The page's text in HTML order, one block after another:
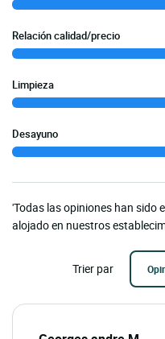
Relación calidad/precio
Limpieza
Desayuno
'Todas las opiniones han sido
alojado en nuestros
Trier par